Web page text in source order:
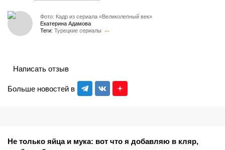
Фото: Кадр из сериала «Великолепный век»
Екатерина Адамова
Теги: Турецкие сериалы
Больше новостей в
Написать отзыв
Не только яйца и мука: вот что я добавляю в кляр,